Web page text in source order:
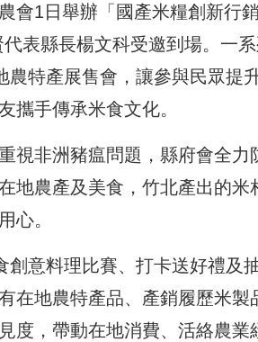
會1日舉辦「國產米糧創新行
表縣長楊文科受邀到場。一
特產展售會，讓參與民眾提
攜手傳承米食文化。
視非洲豬瘟問題，縣府會全力
地農產及美食，竹北產出的米
心。
意料理比賽、打卡送好禮及
在地農特產品、產銷履歷米製
度，帶動在地消費、活絡農業